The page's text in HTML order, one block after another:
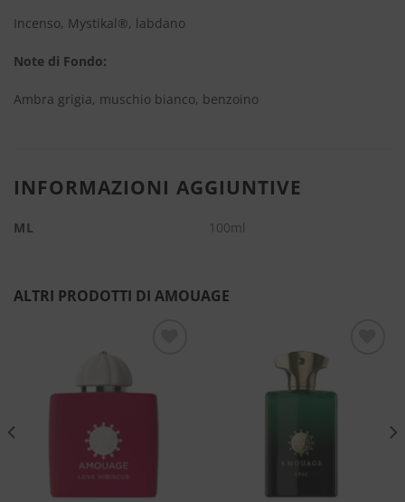
Incenso, Mystikal®, labdano
Note di Fondo:
Ambra grigia, muschio bianco, benzoino
INFORMAZIONI AGGIUNTIVE
ML 100ml
ALTRI PRODOTTI DI AMOUAGE
alla lista